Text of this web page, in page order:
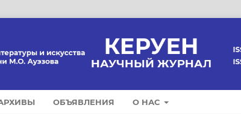
ОБЪЯВЛЕНИЯ О НАС